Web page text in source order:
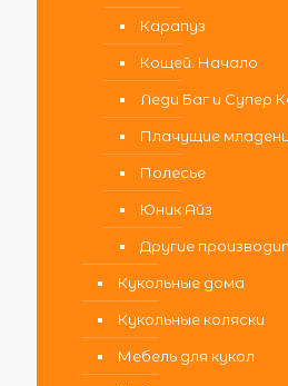
Карапуз
Кощей. Начало
Леди Баг и Супер
Плачущие
Полесье
Юник Айз
Другие
Кукольные дома
Кукольные коляски
Мебель для кукол